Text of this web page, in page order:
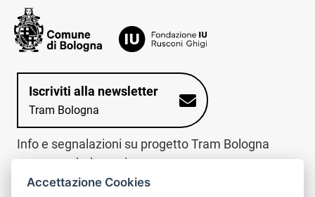
Iscriviti alla newsletter
Tram Bologna
Info e segnalazioni su progetto Tram Bologna
www.trambologna.it
trova infopoint sulla mappa interattiva
telefona al call center
Accettazione Cookies